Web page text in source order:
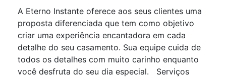
A Eterno Instante oferece aos seus clientes uma
proposta diferenciada que tem como objetivo
criar uma experiência encantadora em cada
detalhe do seu casamento. Sua equipe cuida de
todos os detalhes com muito carinho enquanto
você desfruta do seu dia especial. Serviços